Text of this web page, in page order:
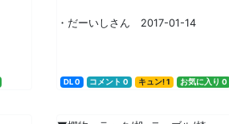
・だーいしさん 2017-01-14
DL 0 コメント 0 キュン! 1 お気に入り 0